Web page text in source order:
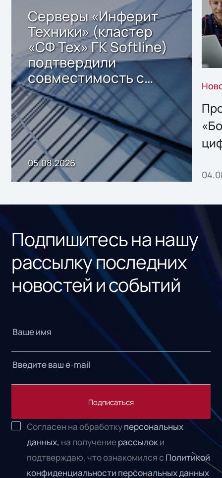
Серверы «Инферит
Техники» (кластер
«СФ Тех» ГК Softline)
подтвердили
совместимость с
решением Sharx
Storage 2.x для
хранения данных
05.08.2026
Подпишитесь на нашу
рассылку последних
новостей и событий
Подписаться
Согласен на обработкуперсональных
данных, на получениерассылоки
подтверждаю, что ознакомился с Политикой
конфиденциальности персональных данных